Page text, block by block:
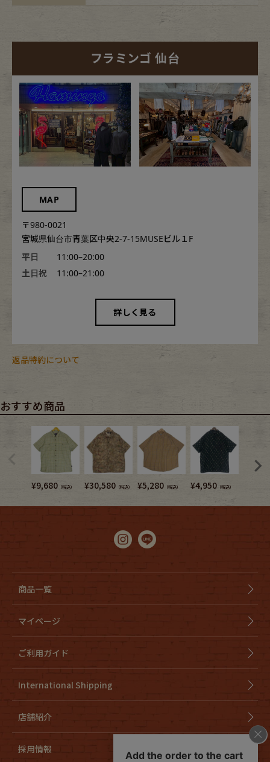
フラミンゴ 仙台
MAP
〒980-0021
宮城県仙台市青葉区中央2-7-15MUSEビル１F
平日
11:00–20:00
土日祝
11:00–21:00
詳しく見る
返品特約について
おすすめ商品
¥9,680 （税込） ¥30,580 （税込） ¥5,280 （税込） ¥4,950 （税込）
商品一覧
マイページ
ご利用ガイド
International Shipping
店舗紹介
採用情報